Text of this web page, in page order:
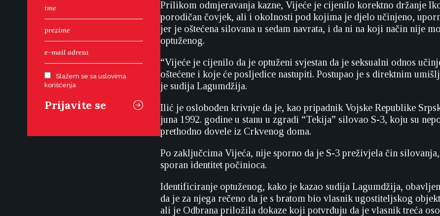
Slažem se sa uslovima
korišćenja
Prilikom odmjeravanja kazne, Vijeće je cijenilo korektno držanje
porodičan čovjek, ali i okolnosti pod kojima je djelo učinjeno,
jer je oštećena silovana u sedam navrata, i da ni na koji način nije
optuženog.
“Vijeće je cijenilo da je optuženi svjestan da je seksualni odnos
oštećene i koje će posljedice nastupiti. Postupao je s direktnim
je sudija Lagumdžija.
Ilić je oslobođen krivnje da je, kao pripadnik Vojske Republike
juna 1992. godine u stanu u zgradi “Tekija” silovao S-3, koju su
prethodno dovele iz Crkvenog doma.
Po zaključcima Vijeća, nije sporno da je S-3 preživjela čin
sporan identitet počinioca.
Identificiranje optuženog, kako je kazao sudija Lagumdžija,
da je za njega rečeno da je s bratom bio vlasnik ugostiteljskog
ali je Odbrana priložila dokaze koji potvrđuju da je vlasnik treća